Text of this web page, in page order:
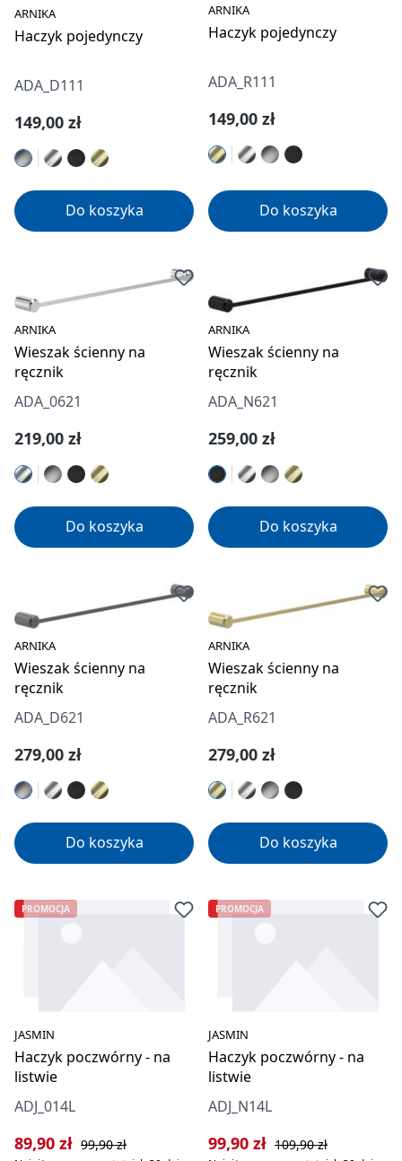
ARNIKA
Haczyk pojedynczy
ADA_D111
Cena regularna:
149,00 zł
Do koszyka
ARNIKA
Haczyk pojedynczy
ADA_R111
Cena regularna:
149,00 zł
Do koszyka
ARNIKA
Wieszak ścienny na
ręcznik
ADA_0621
Cena regularna:
219,00 zł
Do koszyka
ARNIKA
Wieszak ścienny na
ręcznik
ADA_N621
Cena regularna:
259,00 zł
Do koszyka
ARNIKA
Wieszak ścienny na
ręcznik
ADA_D621
Cena regularna:
279,00 zł
Do koszyka
ARNIKA
Wieszak ścienny na
ręcznik
ADA_R621
Cena regularna:
279,00 zł
Do koszyka
PROMOCJA
JASMIN
Haczyk poczwórny - na
listwie
ADJ_014L
Cena sprzedaży:
89,90 zł Cena regularna:
99,90 zł
PROMOCJA
JASMIN
Haczyk poczwórny - na
listwie
ADJ_N14L
Cena sprzedaży:
99,90 zł Cena regularna:
109,90 zł